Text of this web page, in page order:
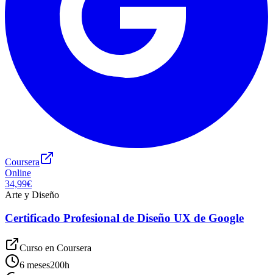
Coursera
Online
34,99€
Arte y Diseño
Certificado Profesional de Diseño UX de Google
Curso en Coursera
6 meses200h